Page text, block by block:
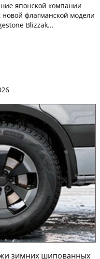
японской компании
флагманской модели
Blizzak...
зимних шипованных